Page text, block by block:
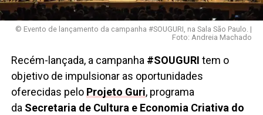
© Evento de lançamento da campanha #SOUGURI, na Sala São Paulo. |
Foto: Andreia Machado
Recém-lançada, a campanha #SOUGURI tem o
objetivo de impulsionar as oportunidades
oferecidas pelo Projeto Guri, programa
da Secretaria de Cultura e Economia Criativa do